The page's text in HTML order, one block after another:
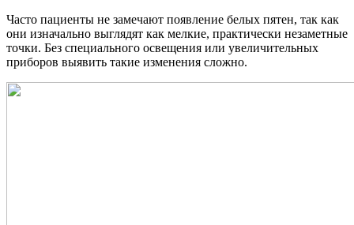
Часто пациенты не замечают появление белых пятен, так как
они изначально выглядят как мелкие, практически незаметные
точки. Без специального освещения или увеличительных
приборов выявить такие изменения сложно.